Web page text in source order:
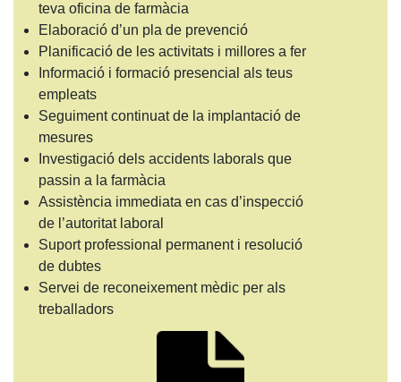
teva oficina de farmàcia
Elaboració d’un pla de prevenció
Planificació de les activitats i millores a fer
Informació i formació presencial als teus
empleats
Seguiment continuat de la implantació de
mesures
Investigació dels accidents laborals que
passin a la farmàcia
Assistència immediata en cas d’inspecció
de l’autoritat laboral
Suport professional permanent i resolució
de dubtes
Servei de reconeixement mèdic per als
treballadors